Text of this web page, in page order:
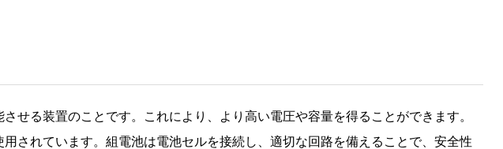
せる装置のことです。これにより、より高い電圧や容量を得ることができます。
されています。組電池は電池セルを接続し、適切な回路を備えることで、安全性